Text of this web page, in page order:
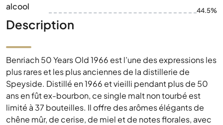
alcool
44.5%
Description
Benriach 50 Years Old 1966 est l’une des expressions les
plus rares et les plus anciennes de la distillerie de
Speyside. Distillé en 1966 et vieilli pendant plus de 50
ans en fût ex-bourbon, ce single malt non tourbé est
limité à 37 bouteilles. Il offre des arômes élégants de
chêne mûr, de cerise, de miel et de notes florales, avec